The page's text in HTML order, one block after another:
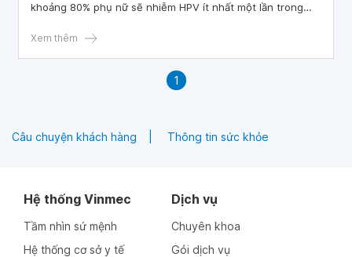
khoảng 80% phụ nữ sẽ nhiễm HPV ít nhất một lần trong
ngày càng cao, nhiều người đặt ra câu hỏi về độ tuổi thích
Xem thêm
1
Câu chuyện khách hàng Thông tin sức khỏe
Hệ thống Vinmec
Tầm nhìn sứ mệnh
Hệ thống cơ sở y tế
Dịch vụ
Chuyên khoa
Gói dịch vụ